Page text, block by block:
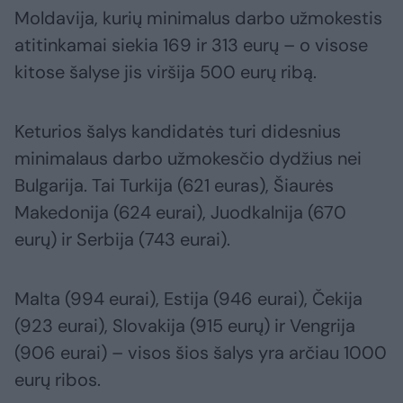
Moldavija, kurių minimalus darbo užmokestis
atitinkamai siekia 169 ir 313 eurų – o visose
kitose šalyse jis viršija 500 eurų ribą.
Keturios šalys kandidatės turi didesnius
minimalaus darbo užmokesčio dydžius nei
Bulgarija. Tai Turkija (621 euras), Šiaurės
Makedonija (624 eurai), Juodkalnija (670
eurų) ir Serbija (743 eurai).
Malta (994 eurai), Estija (946 eurai), Čekija
(923 eurai), Slovakija (915 eurų) ir Vengrija
(906 eurai) – visos šios šalys yra arčiau 1000
eurų ribos.